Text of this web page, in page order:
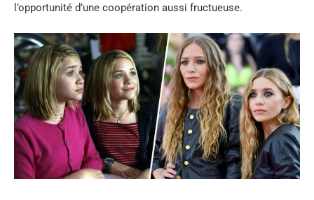
l’opportunité d’une coopération aussi fructueuse.